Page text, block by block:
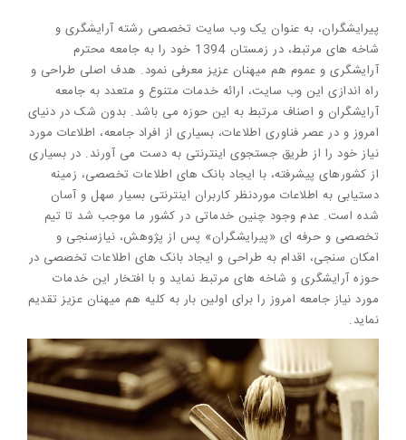
پیرایشگران، به عنوان یک وب سایت تخصصی رشته آرایشگری و
شاخه های مرتبط، در زمستان 1394 خود را به جامعه محترم
آرایشگری و عموم هم میهنان عزیز معرفی نمود. هدف اصلی طراحی و
راه اندازی این وب سایت، ارائه خدمات متنوع و متعدد به جامعه
آرایشگران و اصناف مرتبط به این حوزه می باشد. بدون شک در دنیای
امروز و در عصر فناوری اطلاعات، بسیاری از افراد جامعه، اطلاعات مورد
نیاز خود را از طریق جستجوی اینترنتی به دست می آورند. در بسیاری
از کشورهای پیشرفته، با ایجاد بانک های اطلاعات تخصصی، زمینه
دستیابی به اطلاعات موردنظر کاربران اینترنتی بسیار سهل و آسان
شده است. عدم وجود چنین خدماتی در کشور ما موجب شد تا تیم
تخصصی و حرفه ای «پیرایشگران» پس از پژوهش، نیازسنجی و
امکان سنجی، اقدام به طراحی و ایجاد بانک های اطلاعات تخصصی در
حوزه آرایشگری و شاخه های مرتبط نماید و با افتخار این خدمات
مورد نیاز جامعه امروز را برای اولین بار به کلیه هم میهنان عزیز تقدیم
نماید.